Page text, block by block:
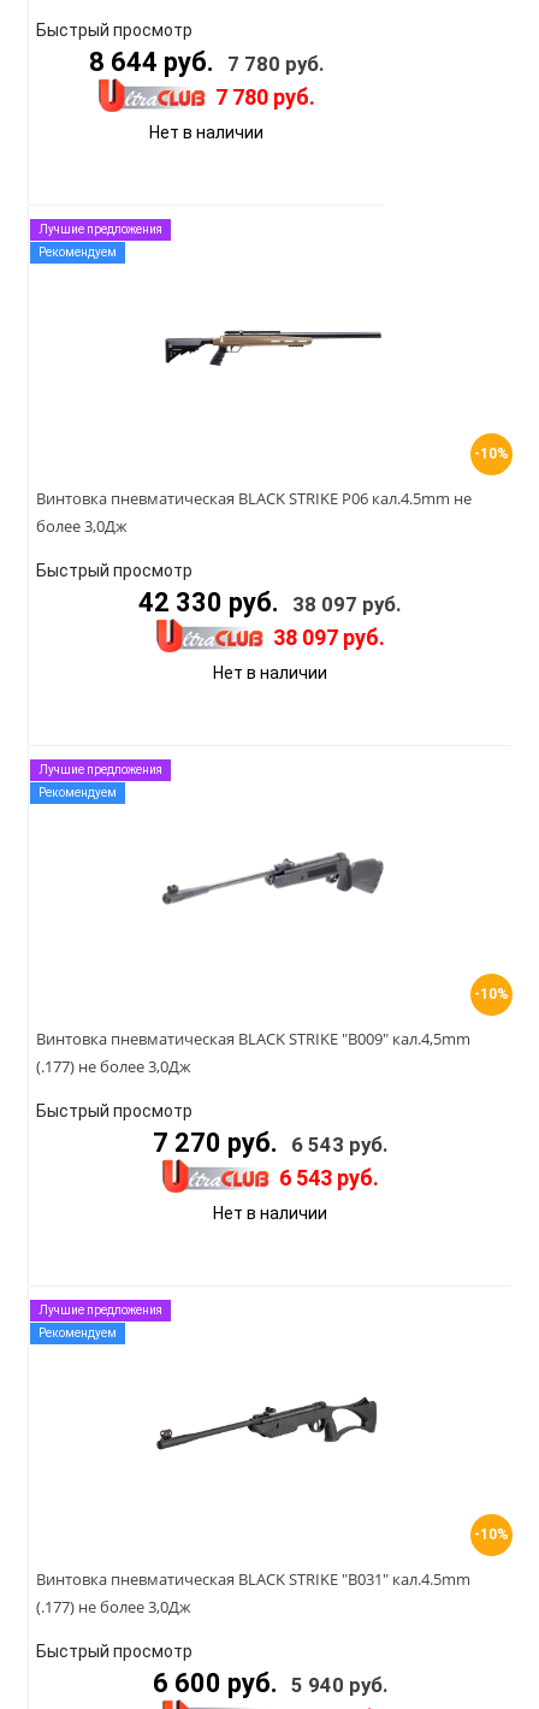
Быстрый просмотр
8 644 руб. 7 780 руб.
7 780 руб.
Нет в наличии
-10%
Лучшие предложения
Рекомендуем
Винтовка пневматическая BLACK STRIKE P06 кал.4.5mm не
более 3,0Дж
Быстрый просмотр
42 330 руб. 38 097 руб.
38 097 руб.
Нет в наличии
-10%
Лучшие предложения
Рекомендуем
Винтовка пневматическая BLACK STRIKE "B009" кал.4,5mm
(.177) не более 3,0Дж
Быстрый просмотр
7 270 руб. 6 543 руб.
6 543 руб.
Нет в наличии
-10%
Лучшие предложения
Рекомендуем
Винтовка пневматическая BLACK STRIKE "B031" кал.4.5mm
(.177) не более 3,0Дж
Быстрый просмотр
6 600 руб. 5 940 руб.